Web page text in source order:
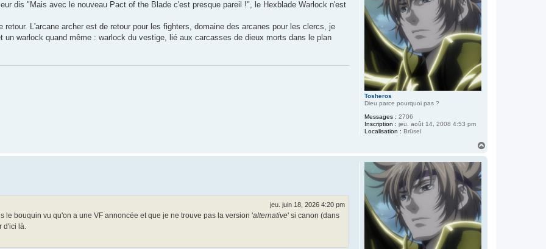
Tosheros
Dieu parce pourquoi pas ?
Messages : 2706
Inscription : jeu. août 14, 2008 4:53 pm
Localisation : Brüsel
dis "Mais avec le nouveau Pact of the Blade c'est presque pareil !", le Hexblade Warlock n'est
L'arcane archer est de retour pour les fighters, domaine des arcanes pour les clercs, je
warlock quand même : warlock du vestige, lié aux carcasses de dieux morts dans le plan
jeu. juin 18, 2026 4:20 pm
le bouquin vu qu'on a une VF annoncée et que je ne trouve pas la version 'alternative' si canon (dans
d'ici là.